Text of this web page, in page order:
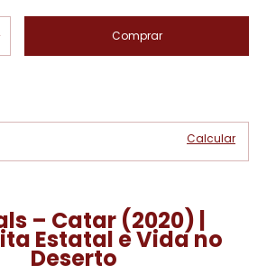
Calcular
– Catar (2020) |
Estatal e Vida no
Deserto